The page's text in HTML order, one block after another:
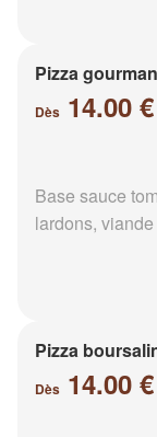
Pizza
Dès 14.00 €
Base sauce
lardons,
Pizza
Dès 14.00 €